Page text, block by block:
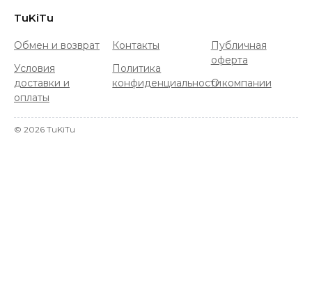
TuKiTu
Обмен и возврат
Условия
доставки и
оплаты
Контакты
Политика
конфиденциальности
Публичная
оферта
О компании
© 2026 TuKiTu